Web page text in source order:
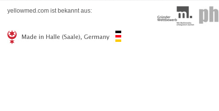
yellowmed.com ist bekannt aus: